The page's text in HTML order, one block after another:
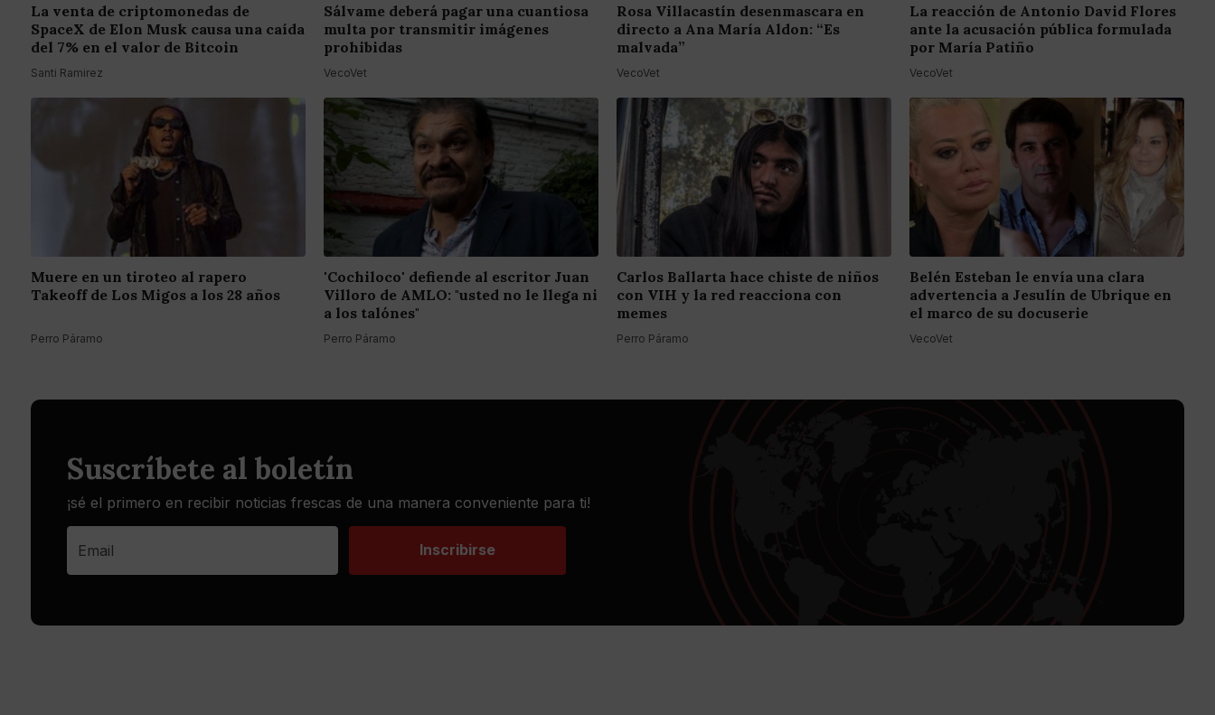
La venta de criptomonedas de
SpaceX de Elon Musk causa una caída
del 7% en el valor de Bitcoin
Santi Ramirez
Sálvame deberá pagar una cuantiosa
multa por transmitir imágenes
prohibidas
VecoVet
Rosa Villacastín desenmascara en
directo a Ana María Aldon: “Es
malvada”
VecoVet
La reacción de Antonio David Flores
ante la acusación pública formulada
por María Patiño
VecoVet
Muere en un tiroteo al rapero
Takeoff de Los Migos a los 28 años
Perro Páramo
'Cochiloco' defiende al escritor Juan
Villoro de AMLO: "usted no le llega ni
a los talónes"
Perro Páramo
Carlos Ballarta hace chiste de niños
con VIH y la red reacciona con
memes
Perro Páramo
Belén Esteban le envía una clara
advertencia a Jesulín de Ubrique en
el marco de su docuserie
VecoVet
Suscríbete al boletín
¡sé el primero en recibir noticias frescas de una manera conveniente para ti!
Inscribirse